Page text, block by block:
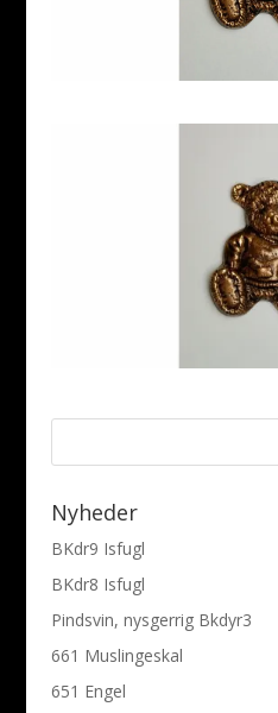
Nyheder
BKdr9 Isfugl
BKdr8 Isfugl
Pindsvin, nysgerrig Bkdyr3
661 Muslingeskal
651 Engel